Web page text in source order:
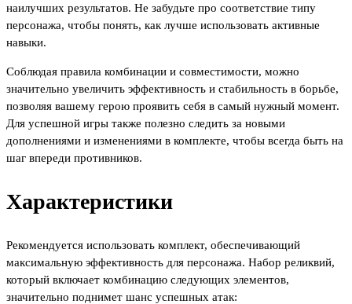
наилучших результатов. Не забудьте про соответствие типу
персонажа, чтобы понять, как лучше использовать активные
навыки.
Соблюдая правила комбинации и совместимости, можно
значительно увеличить эффективность и стабильность в борьбе,
позволяя вашему герою проявить себя в самый нужный момент.
Для успешной игры также полезно следить за новыми
дополнениями и изменениями в комплекте, чтобы всегда быть на
шаг впереди противников.
Характеристики
Рекомендуется использовать комплект, обеспечивающий
максимальную эффективность для персонажа. Набор реликвий,
который включает комбинацию следующих элементов,
значительно поднимет шанс успешных атак: